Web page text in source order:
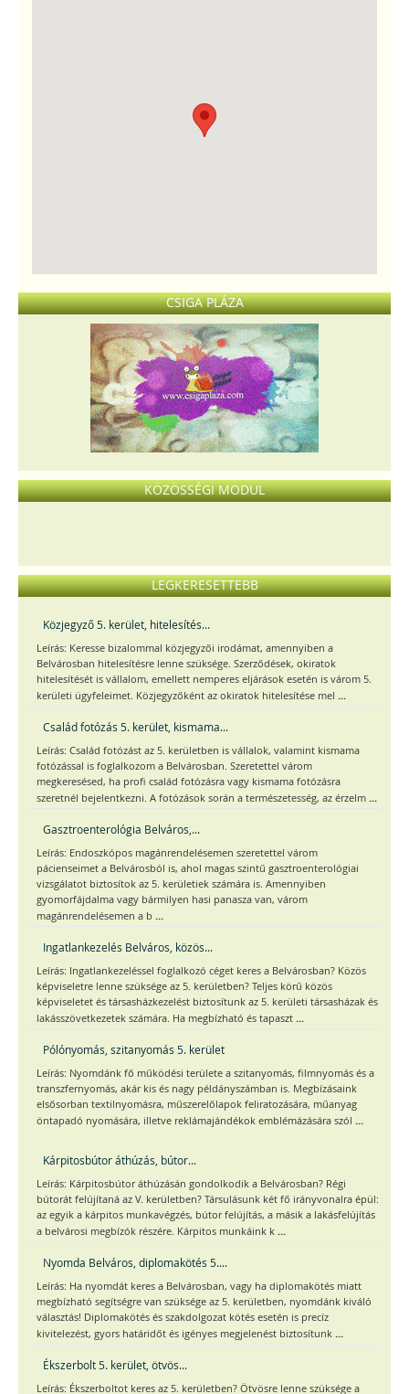
CSIGA PLÁZA
KÖZÖSSÉGI MODUL
LEGKERESETTEBB
Közjegyző 5. kerület, hitelesítés...
Leírás: Keresse bizalommal közjegyzői irodámat, amennyiben a
Belvárosban hitelesítésre lenne szüksége. Szerződések, okiratok
hitelesítését is vállalom, emellett nemperes eljárások esetén is várom 5.
kerületi ügyfeleimet. Közjegyzőként az okiratok hitelesítése mel ...
Család fotózás 5. kerület, kismama...
Leírás: Család fotózást az 5. kerületben is vállalok, valamint kismama
fotózással is foglalkozom a Belvárosban. Szeretettel várom
megkeresésed, ha profi család fotózásra vagy kismama fotózásra
szeretnél bejelentkezni. A fotózások során a természetesség, az érzelm ...
Gasztroenterológia Belváros,...
Leírás: Endoszkópos magánrendelésemen szeretettel várom
pácienseimet a Belvárosból is, ahol magas szintű gasztroenterológiai
vizsgálatot biztosítok az 5. kerületiek számára is. Amennyiben
gyomorfájdalma vagy bármilyen hasi panasza van, várom
magánrendelésemen a b ...
Ingatlankezelés Belváros, közös...
Leírás: Ingatlankezeléssel foglalkozó céget keres a Belvárosban? Közös
képviseletre lenne szüksége az 5. kerületben? Teljes körű közös
képviseletet és társasházkezelést biztosítunk az 5. kerületi társasházak és
lakásszövetkezetek számára. Ha megbízható és tapaszt ...
Pólónyomás, szitanyomás 5. kerület
Leírás: Nyomdánk fő működési területe a szitanyomás, filmnyomás és a
transzfernyomás, akár kis és nagy példányszámban is. Megbízásaink
elsősorban textilnyomásra, műszerelőlapok feliratozására, műanyag
öntapadó nyomására, illetve reklámajándékok emblémázására szól ...
Kárpitosbútor áthúzás, bútor...
Leírás: Kárpitosbútor áthúzásán gondolkodik a Belvárosban? Régi
bútorát felújítaná az V. kerületben? Társulásunk két fő irányvonalra épül:
az egyik a kárpitos munkavégzés, bútor felújítás, a másik a lakásfelújítás
a belvárosi megbízók részére. Kárpitos munkáink k ...
Nyomda Belváros, diplomakötés 5....
Leírás: Ha nyomdát keres a Belvárosban, vagy ha diplomakötés miatt
megbízható segítségre van szüksége az 5. kerületben, nyomdánk kiváló
választás! Diplomakötés és szakdolgozat kötés esetén is precíz
kivitelezést, gyors határidőt és igényes megjelenést biztosítunk ...
Ékszerbolt 5. kerület, ötvös...
Leírás: Ékszerboltot keres az 5. kerületben? Ötvösre lenne szüksége a